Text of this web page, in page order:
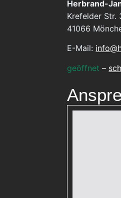
Herbrand-
Krefelder Str.
41066
E-Mail:
geöffnet –